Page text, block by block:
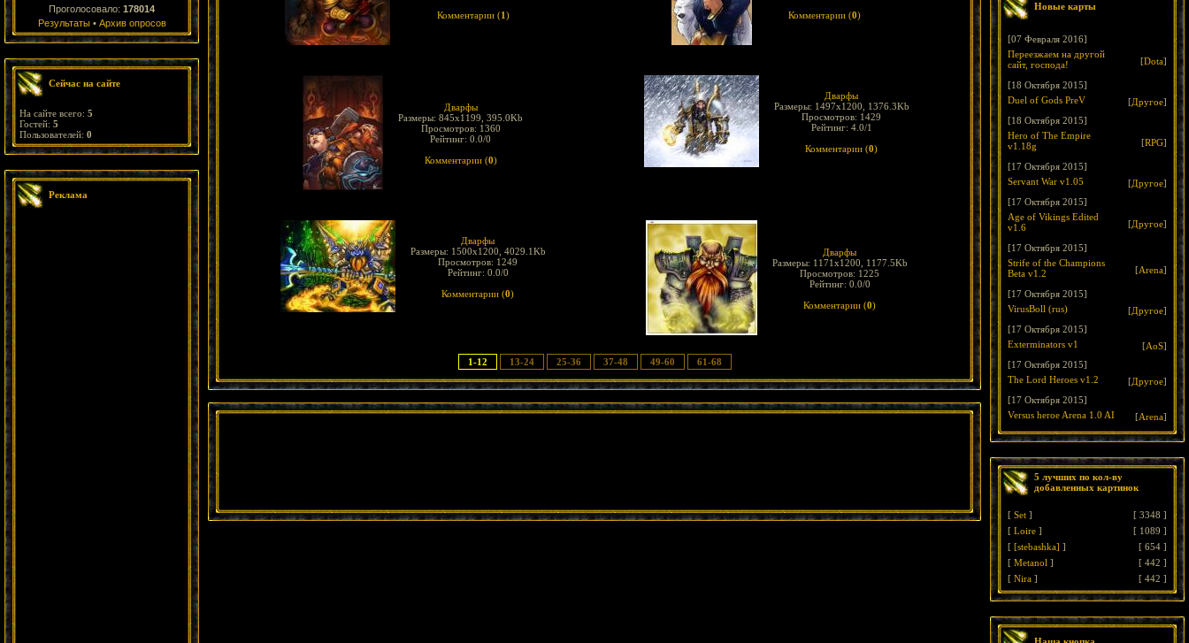
Проголосовало: 178014
Результаты• Архив опросов
Сейчас на сайте
На сайте всего: 5
Гостей: 5
Пользователей: 0
Реклама
Комментарии (1)
Комментарии (0)
Дварфы
Размеры: 845x1199, 395.0Kb
Просмотров: 1360
Рейтинг: 0.0/0
Комментарии (0)
Дварфы
Размеры: 1497x1200, 1376.3Kb
Просмотров: 1429
Рейтинг: 4.0/1
Комментарии (0)
Дварфы
Размеры: 1500x1200, 4029.1Kb
Просмотров: 1249
Рейтинг: 0.0/0
Комментарии (0)
Дварфы
Размеры: 1171x1200, 1177.5Kb
Просмотров: 1225
Рейтинг: 0.0/0
Комментарии (0)
1-12 13-24 25-36 37-48 49-60 61-68
Новые карты
[07 Февраля 2016]
Переезжаем на другой
сайт, господа!
[Dota]
[18 Октября 2015]
Duel of Gods PreV
[Другое]
[18 Октября 2015]
Hero of The Empire
v1.18g
[RPG]
[17 Октября 2015]
Servant War v1.05
[Другое]
[17 Октября 2015]
Age of Vikings Edited
v1.6
[Другое]
[17 Октября 2015]
Strife of the Champions
Beta v1.2
[Arena]
[17 Октября 2015]
VirusBoll (rus)
[Другое]
[17 Октября 2015]
Exterminators v1
[AoS]
[17 Октября 2015]
The Lord Heroes v1.2
[Другое]
[17 Октября 2015]
Versus heroe Arena 1.0 AI
[Arena]
5 лучших по кол-ву
добавленных картинок
[ Set ] [ 3348 ]
[ Loire ] [ 1089 ]
[ [stebashka] ] [ 654 ]
[ Metanol ] [ 442 ]
[ Nira ] [ 442 ]